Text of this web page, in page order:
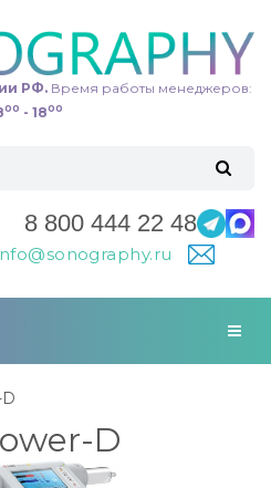
РФ. Время работы менеджеров:
00 - 1800
8 800 444 22 48
D